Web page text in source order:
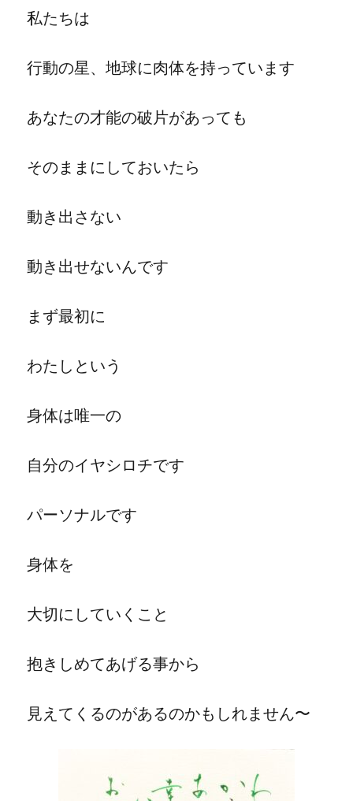
私たちは
行動の星、地球に肉体を持っています
あなたの才能の破片があっても
そのままにしておいたら
動き出さない
動き出せないんです
まず最初に
わたしという
身体は唯一の
自分のイヤシロチです
パーソナルです
身体を
大切にしていくこと
抱きしめてあげる事から
見えてくるのがあるのかもしれません〜